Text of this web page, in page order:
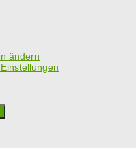
ändern